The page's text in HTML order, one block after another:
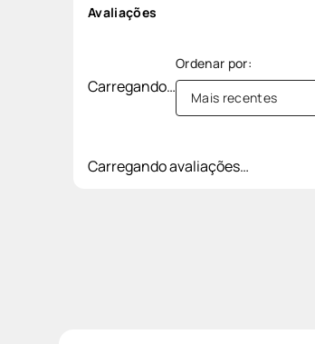
Avaliações
Carregando…
Mais recentes
Carregando avaliações…